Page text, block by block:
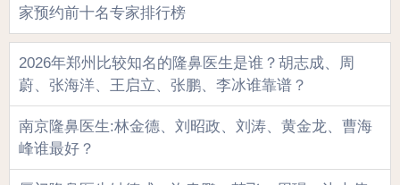
家预约前十名专家排行榜
2026年郑州比较知名的隆鼻医生是谁？胡志成、周
蔚、张海洋、王启立、张鹏、李冰谁靠谱？
南京隆鼻医生:林金德、刘昭政、刘涛、黄金龙、曹海
峰谁最好？